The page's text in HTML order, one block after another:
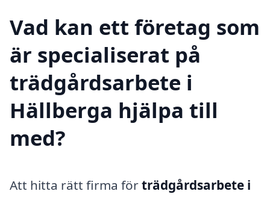
Vad kan ett företag som
är specialiserat på
trädgårdsarbete i
Hällberga hjälpa till
med?
Att hitta rätt firma förträdgårdsarbete i